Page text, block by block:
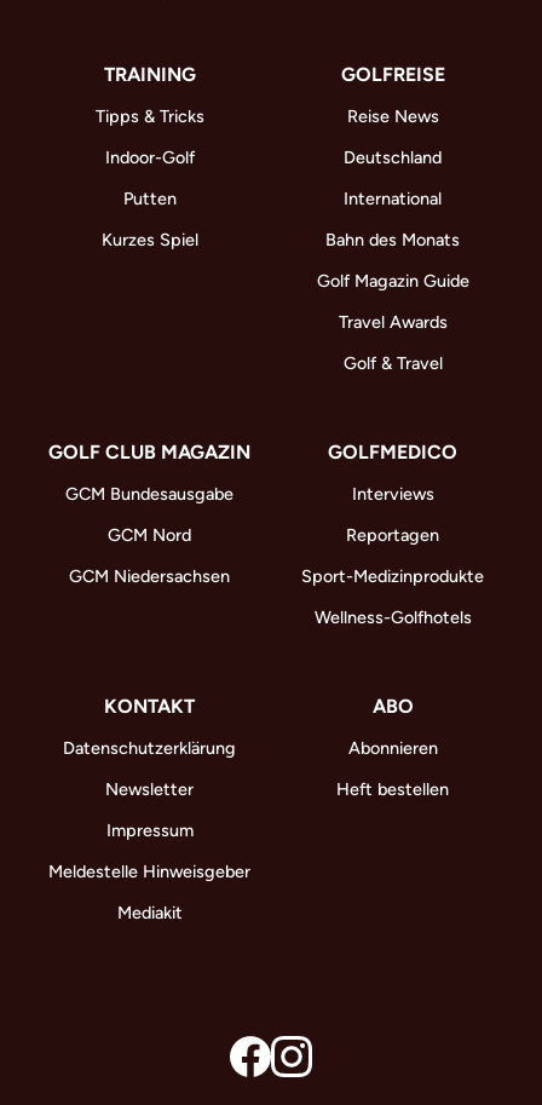
TRAINING
Tipps & Tricks
Indoor-Golf
Putten
Kurzes Spiel
GOLFREISE
Reise News
Deutschland
International
Bahn des Monats
Golf Magazin Guide
Travel Awards
Golf & Travel
GOLF CLUB MAGAZIN
GCM Bundesausgabe
GCM Nord
GCM Niedersachsen
GOLFMEDICO
Interviews
Reportagen
Sport-Medizinprodukte
Wellness-Golfhotels
KONTAKT
Datenschutzerklärung
Newsletter
Impressum
Meldestelle Hinweisgeber
Mediakit
ABO
Abonnieren
Heft bestellen